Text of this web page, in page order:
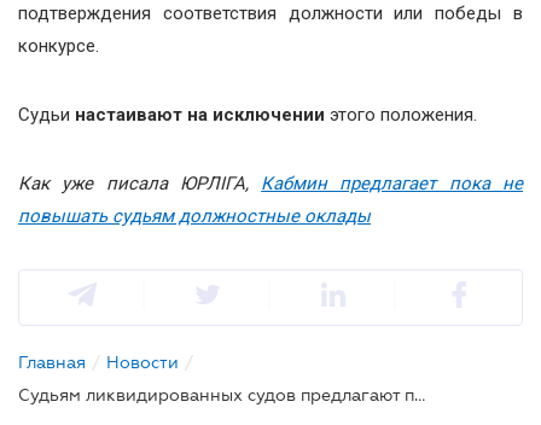
подтверждения соответствия должности или победы в
конкурсе.
Судьи настаивают на исключении этого положения.
Как уже писала ЮРЛІГА, Кабмин предлагает пока не
повышать судьям должностные оклады
Главная / Новости /
Судьям ликвидированных судов предлагают пересчитать пенсии и содержание